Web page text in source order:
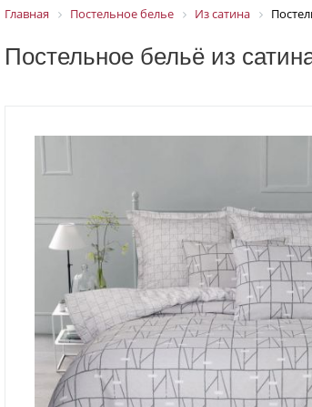
Главная Постельное белье Из сатина
Постельное бельё из